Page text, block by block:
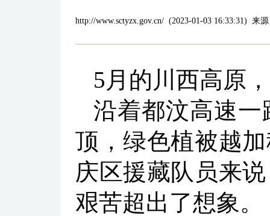
http://www.sctyzx.gov.cn/ (2023-01-03 16:33:31) 来
5月的川西高原
沿着都汶高速
顶，绿色植被越
庆区援藏队员来
艰苦超出了想象。